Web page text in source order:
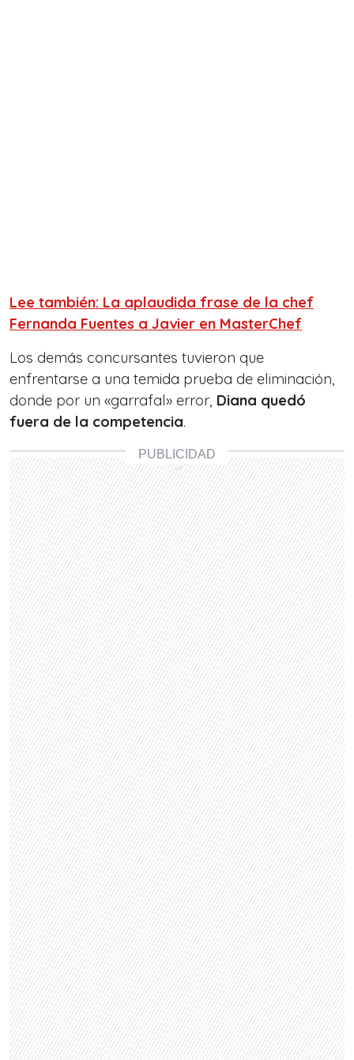
Lee también: La aplaudida frase de la chef
Fernanda Fuentes a Javier en MasterChef
Los demás concursantes tuvieron que
enfrentarse a una temida prueba de eliminación,
donde por un «garrafal» error, Diana quedó
fuera de la competencia.